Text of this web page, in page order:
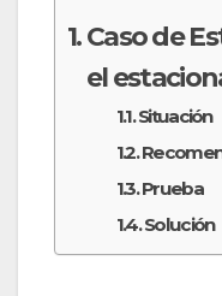
Caso de
el
Situación
Prueba
Solución